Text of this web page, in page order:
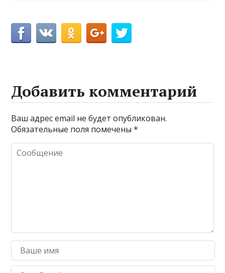
Добавить комментарий
Ваш адрес email не будет опубликован.
Обязательные поля помечены*